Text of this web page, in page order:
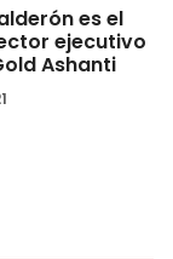
es el
ejecutivo
Ashanti